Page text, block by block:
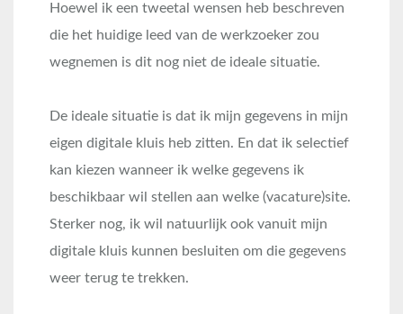
Hoewel ik een tweetal wensen heb beschreven
die het huidige leed van de werkzoeker zou
wegnemen is dit nog niet de ideale situatie.
De ideale situatie is dat ik mijn gegevens in mijn
eigen digitale kluis heb zitten. En dat ik selectief
kan kiezen wanneer ik welke gegevens ik
beschikbaar wil stellen aan welke (vacature)site.
Sterker nog, ik wil natuurlijk ook vanuit mijn
digitale kluis kunnen besluiten om die gegevens
weer terug te trekken.